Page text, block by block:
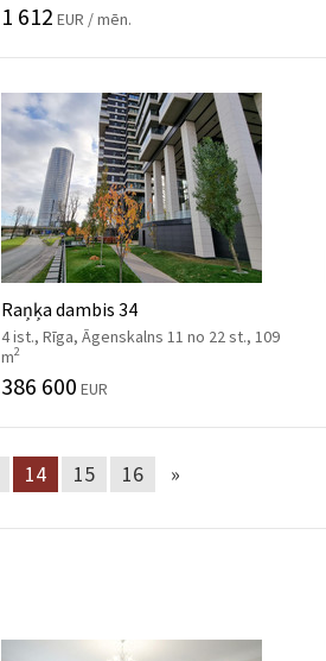
1 612 EUR / mēn.
Raņķa dambis 34
4 ist., Rīga, Āgenskalns 11 no 22 st., 109
m2
386 600 EUR
14 15 16 »